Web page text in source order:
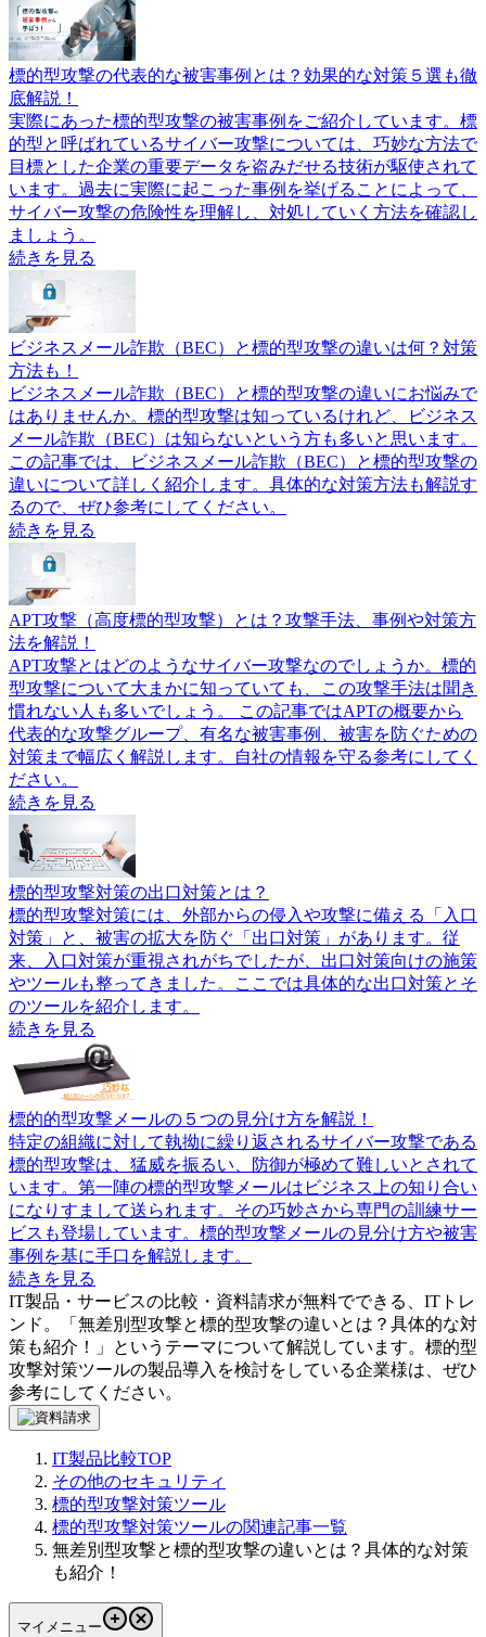
標的型攻撃の代表的な被害事例とは？効果的な対策５選も徹
底解説！
実際にあった標的型攻撃の被害事例をご紹介しています。標
的型と呼ばれているサイバー攻撃については、巧妙な方法で
目標とした企業の重要データを盗みだせる技術が駆使されて
います。過去に実際に起こった事例を挙げることによって、
サイバー攻撃の危険性を理解し、対処していく方法を確認し
ましょう。
続きを見る
ビジネスメール詐欺（BEC）と標的型攻撃の違いは何？対策
方法も！
ビジネスメール詐欺（BEC）と標的型攻撃の違いにお悩みで
はありませんか。標的型攻撃は知っているけれど、ビジネス
メール詐欺（BEC）は知らないという方も多いと思います。
この記事では、ビジネスメール詐欺（BEC）と標的型攻撃の
違いについて詳しく紹介します。具体的な対策方法も解説す
るので、ぜひ参考にしてください。
続きを見る
APT攻撃（高度標的型攻撃）とは？攻撃手法、事例や対策方
法を解説！
APT攻撃とはどのようなサイバー攻撃なのでしょうか。標的
型攻撃について大まかに知っていても、この攻撃手法は聞き
慣れない人も多いでしょう。 この記事ではAPTの概要から
代表的な攻撃グループ、有名な被害事例、被害を防ぐための
対策まで幅広く解説します。自社の情報を守る参考にしてく
ださい。
続きを見る
標的型攻撃対策の出口対策とは？
標的型攻撃対策には、外部からの侵入や攻撃に備える「入口
対策」と、被害の拡大を防ぐ「出口対策」があります。従
来、入口対策が重視されがちでしたが、出口対策向けの施策
やツールも整ってきました。ここでは具体的な出口対策とそ
のツールを紹介します。
続きを見る
標的的型攻撃メールの５つの見分け方を解説！
特定の組織に対して執拗に繰り返されるサイバー攻撃である
標的型攻撃は、猛威を振るい、防御が極めて難しいとされて
います。第一陣の標的型攻撃メールはビジネス上の知り合い
になりすまして送られます。その巧妙さから専門の訓練サー
ビスも登場しています。標的型攻撃メールの見分け方や被害
事例を基に手口を解説します。
続きを見る
IT製品・サービスの比較・資料請求が無料でできる、ITトレ
ンド。「 無差別型攻撃と標的型攻撃の違いとは？具体的な対
策も紹介！
」というテーマについて解説しています。 標的型
攻撃対策ツールの製品導入を検討をしている企業様は、ぜひ
参考にしてください。
IT製品比較TOP
その他のセキュリティ
標的型攻撃対策ツール
標的型攻撃対策ツールの関連記事一覧
無差別型攻撃と標的型攻撃の違いとは？具体的な対策
も紹介！
マイメニュー